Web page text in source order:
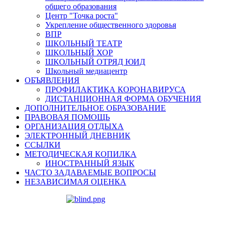
общего образования
Центр "Точка роста"
Укрепление общественного здоровья
ВПР
ШКОЛЬНЫЙ ТЕАТР
ШКОЛЬНЫЙ ХОР
ШКОЛЬНЫЙ ОТРЯД ЮИД
Школьный медиацентр
ОБЪЯВЛЕНИЯ
ПРОФИЛАКТИКА КОРОНАВИРУСА
ДИСТАНЦИОННАЯ ФОРМА ОБУЧЕНИЯ
ДОПОЛНИТЕЛЬНОЕ ОБРАЗОВАНИЕ
ПРАВОВАЯ ПОМОЩЬ
ОРГАНИЗАЦИЯ ОТДЫХА
ЭЛЕКТРОННЫЙ ДНЕВНИК
ССЫЛКИ
МЕТОДИЧЕСКАЯ КОПИЛКА
ИНОСТРАННЫЙ ЯЗЫК
ЧАСТО ЗАДАВАЕМЫЕ ВОПРОСЫ
НЕЗАВИСИМАЯ ОЦЕНКА